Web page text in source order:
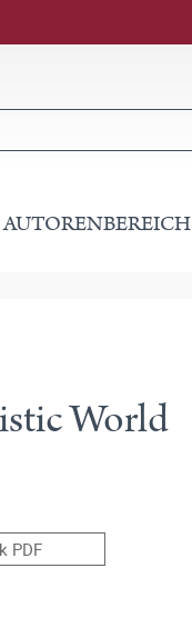
AUTORENBEREICH
World
PDF